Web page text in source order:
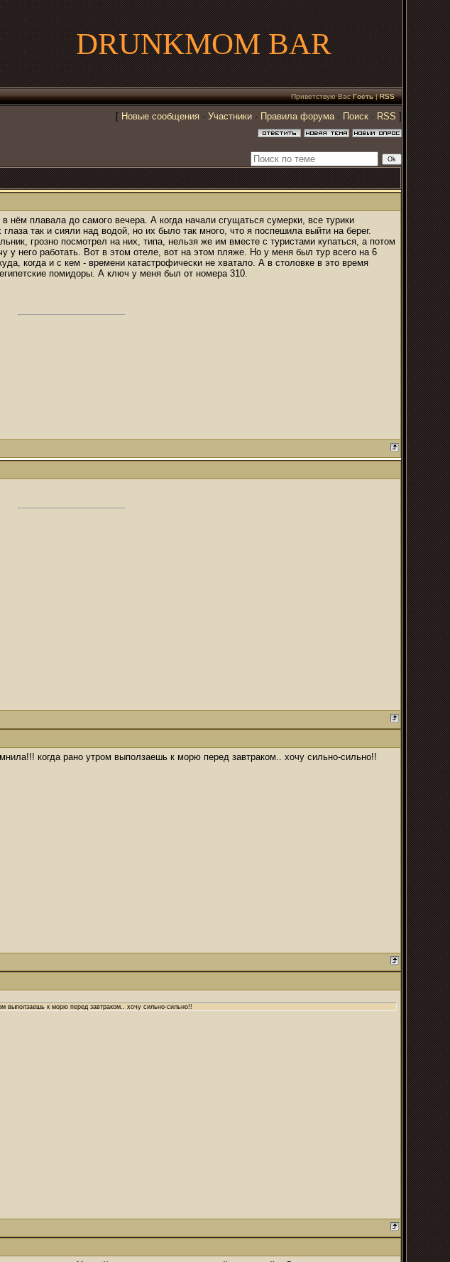
DRUNKMOM BAR
Приветствую Вас Гость|RSS
[ Новые сообщения · Участники · Правила форума· Поиск · RSS ]
нём плавала до самого вечера. А когда начали сгущаться сумерки, все турики
так и сияли над водой, но их было так много, что я поспешила выйти на берег.
грозно посмотрел на них, типа, нельзя же им вместе с туристами купаться, а потом
у него работать. Вот в этом отеле, вот на этом пляже. Но у меня был тур всего на 6
когда и с кем - времени катастрофически не хватало. А в столовке в это время
помидоры. А ключ у меня был от номера 310.
когда рано утром выползаешь к морю перед завтраком.. хочу сильно-сильно!!
выползаешь к морю перед завтраком.. хочу сильно-сильно!!